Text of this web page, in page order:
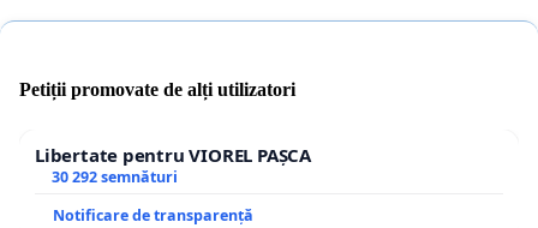
Petiții promovate de alți utilizatori
Libertate pentru VIOREL PAȘCA
30 292 semnături
Notificare de transparență